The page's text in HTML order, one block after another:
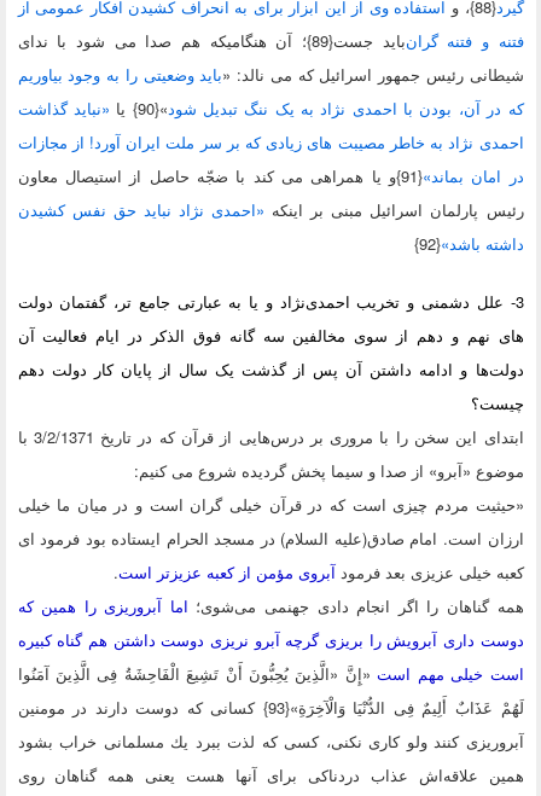
، واستفاده وی از این ابزار برای به انحراف کشیدن افکار عمومی از
و فتنه گران باید جست{89}
؛ آن هنگامیکه هم صدا می شود با ندای
رئیس جمهور اسرائیل که می نالد: « باید وضعیتی را به وجود بیاوریم
آن، بودن با احمدی نژاد به یک ننگ تبدیل شود»{90} یا«نباید گذاشت
نژاد به خاطر مصیبت های زیادی که بر سر ملت ایران آورد! از مجازات
بماند» {91}
و یا همراهی می کند با ضجّه حاصل از استیصال معاون
پارلمان اسرائیل مبنی بر اینکه «احمدی نژاد نباید حق نفس کشیدن
باشد» {92}
دشمنی و تخریب احمدی‌نژاد و یا به عبارتی جامع تر، گفتمان دولت
نهم و دهم از سوی مخالفین سه گانه فوق الذکر در ایام فعالیت آن
و ادامه داشتن آن پس از گذشت یک سال از پایان کار دولت دهم
ابتدای این سخن را با مروری بر درس‌هایی از قرآن که در تاریخ 3/2/1371 با
«آبرو» از صدا و سیما پخش گردیده شروع می کنیم:
مردم چیزی است كه در قرآن خیلی گران است و در میان ما خیلی
است. امام صادق(علیه السلام) در مسجد الحرام ایستاده بود فرمود ‌ای
خیلی عزیزی بعد فرمودآبروی مؤمن از كعبه عزیزتر است
گناهان را اگر انجام دادی جهنمی می‌شوی؛اما آبروریزی را همین كه
داری آبرویش را بریزی گرچه آبرو نریزی دوست داشتن هم گناه كبیره
خیلی مهم است «إِنَّ «الَّذِینَ یُحِبُّونَ أَنْ تَشِیعَ الْفَاحِشَةُ فِی الَّذِینَ آمَنُوا
لَهُمْ عَذَابٌ أَلِیمٌ فِی الدُّنْیَا وَالْآخِرَةِ»{93} كسانی كه دوست دارند در مومنین
كنند ولو كاری نكنی، كسی كه لذت ببرد یك مسلمانی خراب بشود
علاقه‌اش عذاب دردناكی برای آنها هست یعنی همه گناهان روی